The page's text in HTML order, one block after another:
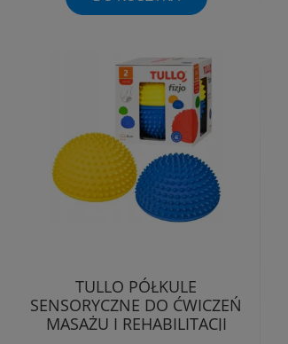
TULLO PÓŁKULE
SENSORYCZNE DO ĆWICZEŃ
MASAŻU I REHABILITACJI